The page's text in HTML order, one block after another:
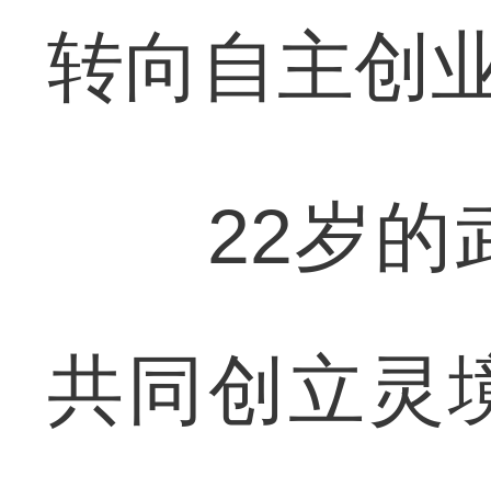
转向自主创
22岁的武
共同创立灵